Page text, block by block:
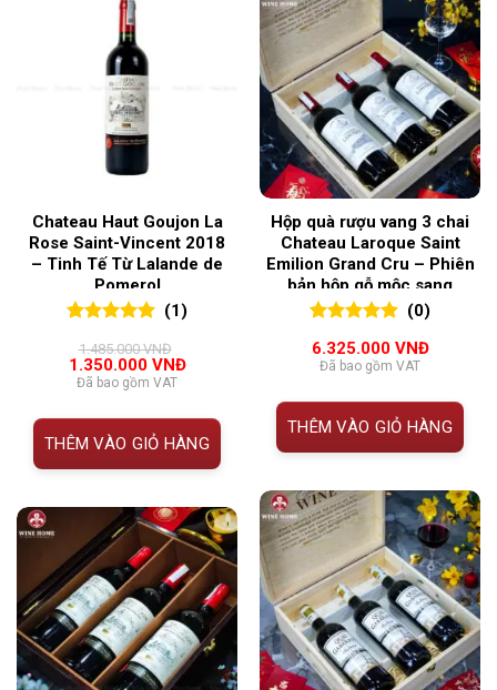
Chateau Haut Goujon La
Rose Saint-Vincent 2018
– Tinh Tế Từ Lalande de
Pomerol
đánh giá
(1)
1.485.000VNĐ
Giá
gốc
1.485.000 VNĐ.
1.350.000 VNĐGiá
là:
1.350.000 VNĐ.
Đã bao gồm VAT
THÊM VÀO GIỎ HÀNG
Hộp quà rượu vang 3 chai
Chateau Laroque Saint
Emilion Grand Cru – Phiên
bản hộp gỗ mộc sang
trọng, biểu tượng quà tặng
đánh giá
(0)
6.325.000 VNĐ
Đã bao gồm VAT
THÊM VÀO GIỎ HÀNG